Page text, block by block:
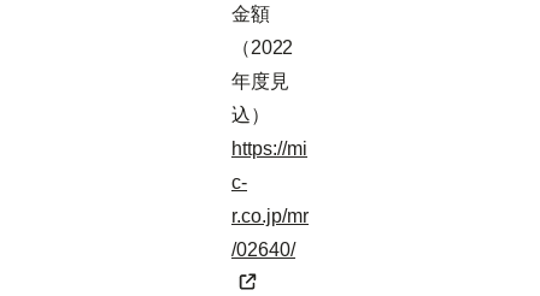
金額
（2022
年度見
込）
https://mi
c-
r.co.jp/mr
/02640/